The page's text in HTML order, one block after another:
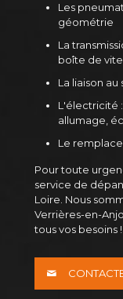
Les
géométrie
La
boîte de
La liaison au
L'électricité
allumage,
Le
Pour toute
service de
Loire. Nous
Verrières-en-
tous vos besoins !